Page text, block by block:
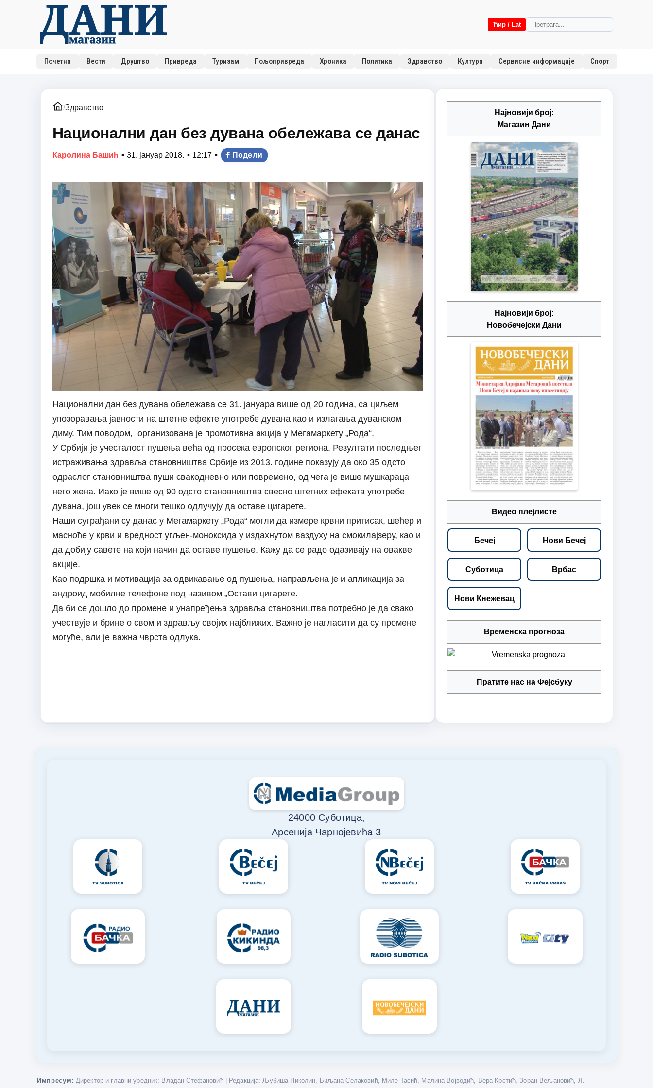
Ћир / Lat
Почетна Вести Друштво Привреда Туризам Пољопривреда Хроника Политика Здравство Култура Сервисне информације Спорт
/Здравство
Национални дан без дувана обележава се данас
Каролина Башић • 31. јануар 2018. • 12:17 • Подели
Национални дан без дувана обележава се 31. јануара више од 20 година, са циљем
упозоравања јавности на штетне ефекте употребе дувана као и излагања дуванском
диму. Тим поводом, организована је промотивна акција у Мегамаркету „Рода“.
У Србији је учесталост пушења већа од просека европског региона. Резултати последњег
истраживања здравља становништва Србије из 2013. године показују да око 35 одсто
одраслог становништва пуши свакодневно или повремено, од чега је више мушкараца
него жена. Иако је више од 90 одсто становништва свесно штетних ефеката употребе
дувана, још увек се многи тешко одлучују да оставе цигарете.
Наши суграђани су данас у Мегамаркету „Рода“ могли да измере крвни притисак, шећер и
масноће у крви и вредност угљен-моноксида у издахнутом ваздуху на смокилајзеру, као и
да добију савете на који начин да оставе пушење. Кажу да се радо одазивају на овакве
акције.
Као подршка и мотивација за одвикавање од пушења, направљена је и апликација за
андроид мобилне телефоне под називом „Остави цигарете.
Да би се дошло до промене и унапређења здравља становништва потребно је да свако
учествује и брине о свом и здрављу својих најближих. Важно је нагласити да су промене
могуће, али је важна чврста одлука.
Најновији број:
Магазин Дани
Најновији број:
Новобечејски Дани
Видео плејлисте
Бечеј Нови Бечеј
Суботица Врбас
Нови Кнежевац
Временска прогноза
Пратите нас на Фејсбуку
24000 Суботица,
Арсенија Чарнојевића 3
Импресум: Директор и главни уредник: Владан Стефановић | Редакција: Љубиша Николин, Биљана Селаковић, Миле Тасић, Малина Војводић, Вера Крстић, Зоран Вељановић, Л.